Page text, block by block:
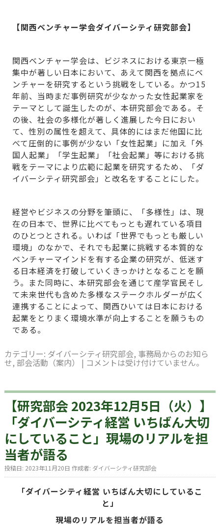
【関西ベンチャー学会ダイバーシティ研究部会】
関西ベンチャー学会は、ビジネスにおける東京一極
集中が著しい日本において、あえて関西を拠点にベ
ンチャーを研究するという挑戦をしている。かつ15
年前、当時まだ事例研究が少なかった女性起業家を
テーマとして誕生したのが、本研究部会である。そ
の後、社会の多様化が著しく進展した今日におい
て、性別の属性を超えて、具体的にはまだ他国に比
べて圧倒的に事例が少ない「女性起業」に加え「外
国人起業」「学生起業」「社会起業」等における挑
戦をテーマにより広範に起業を研究するため、「ダ
イバーシティ研究部会」と改名をすることにした。
経営やビジネスの分野を筆頭に、「多様性」は、現
在の日本で、世界に比べてもっとも遅れている項目
のひとつとされる。いわば「世界でもっとも厳しい
環境」のなかで、それでも起業に挑戦する本質的な
ベンチャーマインドを有する企業の研究が、低迷す
る日本経済を打破していくきっかけとなることを願
う。また同時に、本研究部会を通じて産学官民そし
て未来世代も含めた多様なステークホルダーが広く
連携することによって、関西ひいては日本における
起業をとりまく環境水準が向上することを願うもの
である。
カテゴリー: ダイバーシティ研究部会, 事務局からのお知ら
せ, 部会活動（案内） | コメントは受け付けていません。
【研究部会 2023年12月5日（火）】
「ダイバーシティ経営 いちばん大切
にしていること」現場のリアルを担
当者が語る
投稿日: 2023年11月20日 作成者: ダイバーシティ研究部会
「ダイバーシティ経営 いちばん大切にしているこ
と」
現場のリアルを担当者が語る